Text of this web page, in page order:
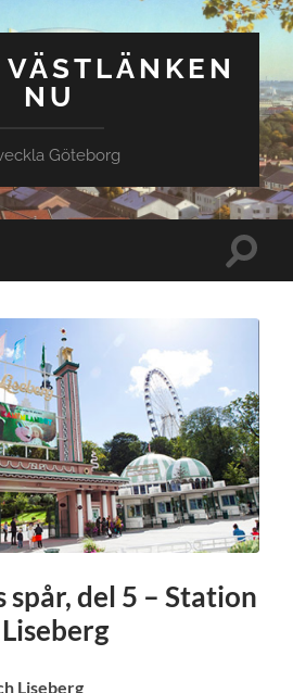
NU
Göteborg
Slå
spår, del 5 – Station
Liseberg